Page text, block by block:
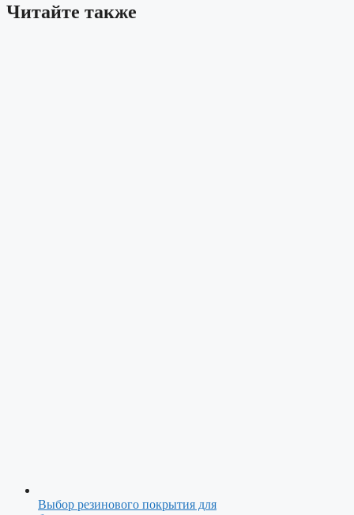
Читайте также
Выбор резинового покрытия для